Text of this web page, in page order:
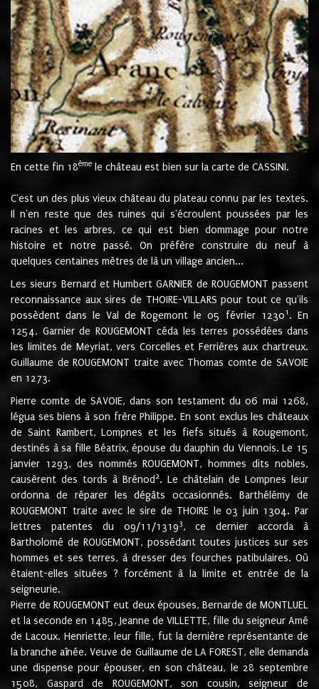
En cette fin 18ème le château est bien sur la carte de CASSINI.
C'est un des plus vieux château du plateau connu par les textes.
Il n'en reste que des ruines qui s'écroulent poussées par les
racines et les arbres, ce qui est bien dommage pour notre
histoire et notre passé. On préfère construire du neuf à
quelques centaines mètres de là un village ancien...
Les sieurs Bernard et Humbert GARNIER de ROUGEMONT passent
reconnaissance aux sires de THOIRE-VILLARS pour tout ce qu'ils
possèdent dans le Val de Rogemont le 05 février 12301 . En
1254, Garnier de ROUGEMONT céda les terres possédées dans
les limites de Meyriat, vers Corcelles et Ferrières aux chartreux.
Guillaume de ROUGEMONT traite avec Thomas comte de SAVOIE
en 1273.
Pierre comte de SAVOIE, dans son testament du 06 mai 1268,
légua ses biens à son frère Philippe. En sont exclus les châteaux
de Saint Rambert, Lompnes et les fiefs situés à Rougemont,
destinés à sa fille Béatrix, épouse du dauphin du Viennois. Le 15
janvier 1293, des nommés ROUGEMONT, hommes dits nobles,
causèrent des tords à Brénod 2. Le châtelain de Lompnes leur
ordonna de réparer les dégâts occasionnés. Barthélémy de
ROUGEMONT traite avec le sire de THOIRE le 03 juin 1304. Par
lettres patentes du 09/11/13193, ce dernier accorda à
Bartholomé de ROUGEMONT, possédant toutes justices sur ses
hommes et ses terres, à dresser des fourches patibulaires. Où
étaient-elles situées ? forcément à la limite et entrée de la
seigneurie.
Pierre de ROUGEMONT eut deux épouses, Bernarde de MONTLUEL
et la seconde en 1485, Jeanne de VILLETTE, fille du seigneur Amé
de Lacoux. Henriette, leur fille, fut la dernière représentante de
la branche aînée. Veuve de Guillaume de LA FOREST, elle demanda
une dispense pour épouser, en son château, le 28 septembre
1508, Gaspard de ROUGEMONT, son cousin, seigneur de